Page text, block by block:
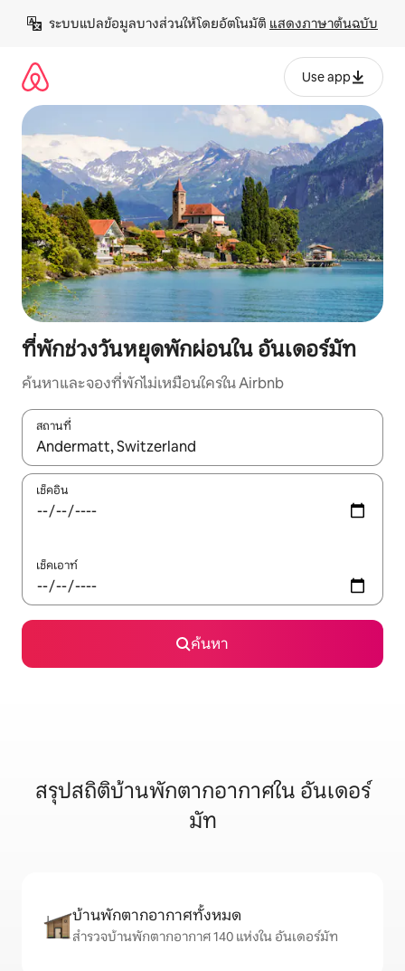
เนื้อหา
ระบบแปลข้อมูลบางส่วนให้โดยอัตโนมัติ แสดงภาษาต้นฉบับ
Use app
ที่พักช่วงวันหยุดพักผ่อนใน อันเดอร์มัท
ค้นหาและจองที่พักไม่เหมือนใครใน Airbnb
สถานที่
ใช้ลูกศรขึ้นลง หรือใช้การสัมผัสหรือปัด เพื่อสำรวจผลการค้นหา
เช็คอิน
เช็คเอาท์
ค้นหา
สรุปสถิติบ้านพักตากอากาศใน อันเดอร์
มัท
บ้านพักตากอากาศทั้งหมด
สำรวจบ้านพักตากอากาศ 140 แห่งใน อันเดอร์มัท